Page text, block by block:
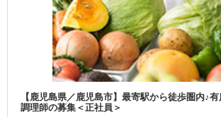
【鹿児島県／鹿児島市】最寄駅から徒歩圏内♪
調理師の募集＜正社員＞